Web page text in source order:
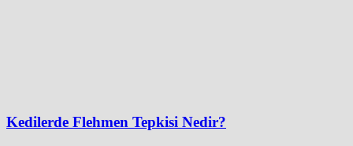
Kedilerde Flehmen Tepkisi Nedir?